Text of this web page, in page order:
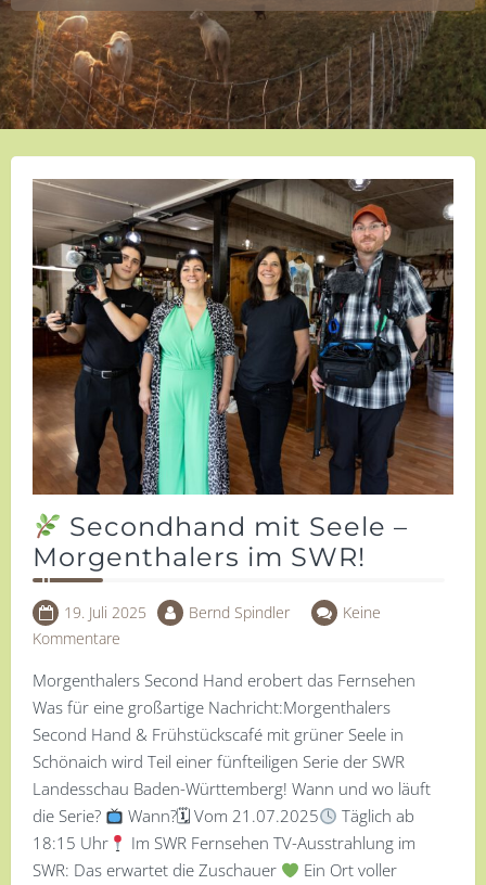
Secondhand mit Seele –
Morgenthalers im SWR!
19. Juli 2025 Bernd Spindler
Keine
Kommentare
Morgenthalers Second Hand erobert das Fernsehen
Was für eine großartige Nachricht:Morgenthalers
Second Hand & Frühstückscafé mit grüner Seele in
Schönaich wird Teil einer fünfteiligen Serie der SWR
Landesschau Baden-Württemberg! Wann und wo läuft
die Serie?
Wann?🗓 Vom 21.07.2025
Täglich ab
18:15 Uhr
Im SWR Fernsehen TV-Ausstrahlung im
SWR: Das erwartet die Zuschauer
Ein Ort voller